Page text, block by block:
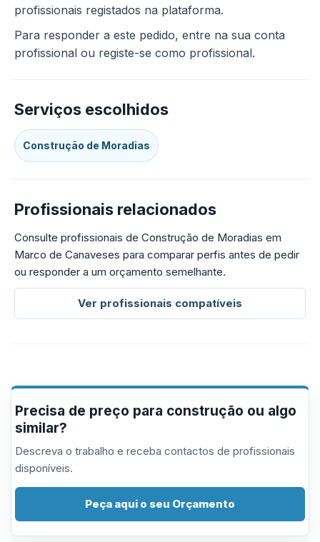
profissionais registados na plataforma.
Para responder a este pedido, entre na sua conta
profissional ou registe-se como profissional.
Serviços escolhidos
Construção de Moradias
Profissionais relacionados
Consulte profissionais de Construção de Moradias em
Marco de Canaveses para comparar perfis antes de pedir
ou responder a um orçamento semelhante.
Ver profissionais compatíveis
Precisa de preço para construção ou algo
similar?
Descreva o trabalho e receba contactos de profissionais
disponíveis.
Peça aqui o seu Orçamento